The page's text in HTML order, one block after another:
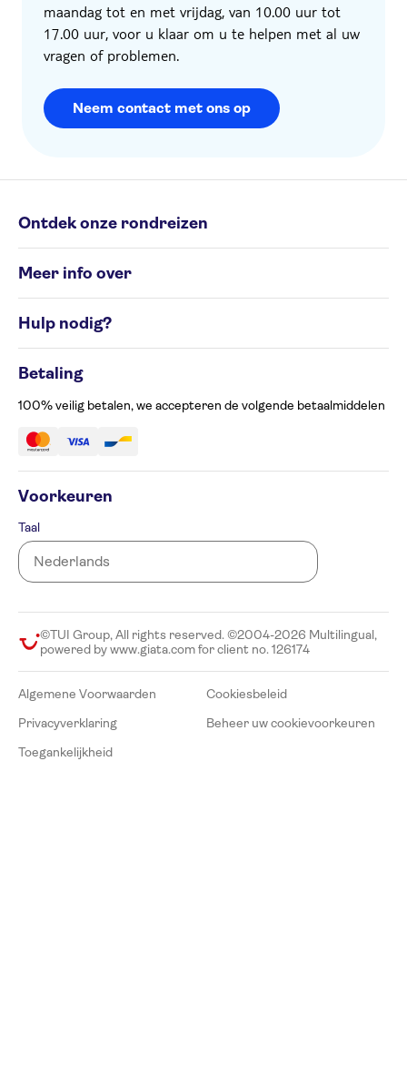
maandag tot en met vrijdag, van 10.00 uur tot
17.00 uur, voor u klaar om u te helpen met al uw
vragen of problemen.
Neem contact met ons op
Ontdek onze rondreizen
Groepsrondreizen
Rondreisbestemmingen
Meer info over
Cookiesbeleid
Privacyverklaring
Beheer uw cookievoorkeuren
Toegankelijkheid
Hulp nodig?
Klachtenformulier
Betaling
100% veilig betalen, we accepteren de volgende betaalmiddelen
Voorkeuren
Taal
©TUI Group, All rights reserved. ©2004-2026 Multilingual,
powered by www.giata.com for client no. 126174
Algemene Voorwaarden
Cookiesbeleid
Privacyverklaring
Beheer uw cookievoorkeuren
Toegankelijkheid